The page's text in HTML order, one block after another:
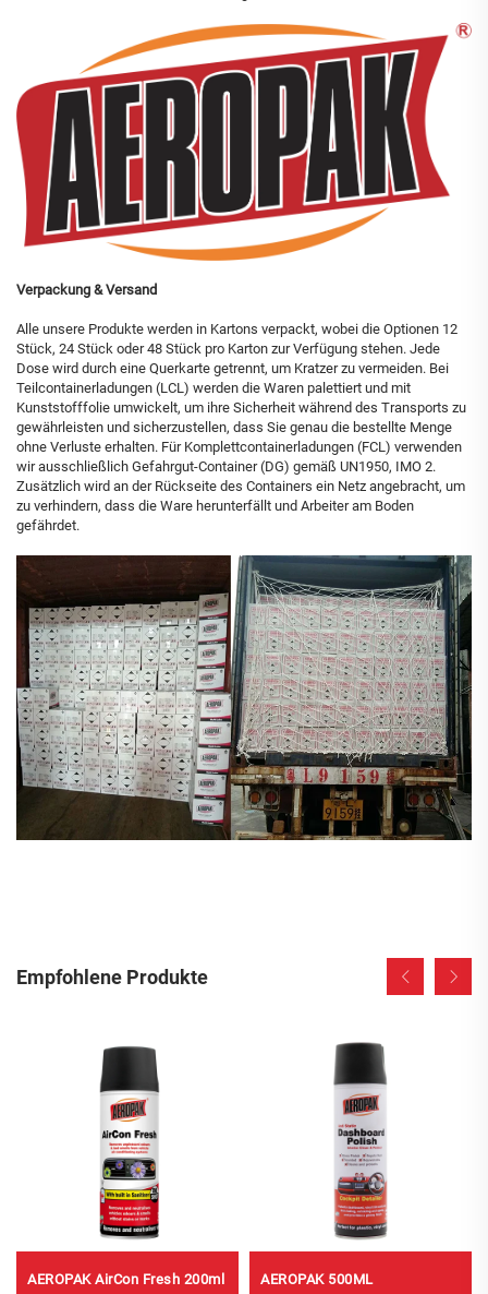
Verpackung & Versand
Alle unsere Produkte werden in Kartons verpackt, wobei die Optionen 12
Stück, 24 Stück oder 48 Stück pro Karton zur Verfügung stehen. Jede
Dose wird durch eine Querkarte getrennt, um Kratzer zu vermeiden. Bei
Teilcontainerladungen (LCL) werden die Waren palettiert und mit
Kunststofffolie umwickelt, um ihre Sicherheit während des Transports zu
gewährleisten und sicherzustellen, dass Sie genau die bestellte Menge
ohne Verluste erhalten. Für Komplettcontainerladungen (FCL) verwenden
wir ausschließlich Gefahrgut-Container (DG) gemäß UN1950, IMO 2.
Zusätzlich wird an der Rückseite des Containers ein Netz angebracht, um
zu verhindern, dass die Ware herunterfällt und Arbeiter am Boden
gefährdet.
Empfohlene Produkte
AEROPAK AirCon Fresh 200ml
AEROPAK 500ML